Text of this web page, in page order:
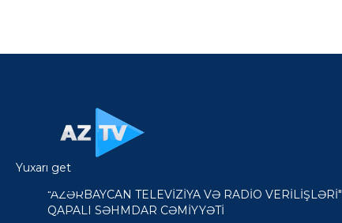
"AZƏRBAYCAN TELEVİZİYA VƏ RADİO VERİLİŞLƏRİ"
QAPALI SƏHMDAR CƏMİYYƏTİ
Yuxarı get